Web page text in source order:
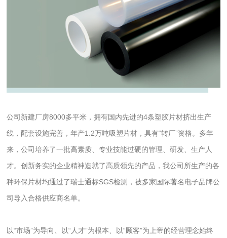
公司新建厂房8000多平米，拥有国内先进的4条塑胶片材挤出生产
线，配套设施完善，年产1.2万吨吸塑片材，具有“转厂”资格。多年
来，公司培养了一批高素质、专业技能过硬的管理、研发、生产人
才。创新务实的企业精神造就了高质领先的产品，我公司所生产的各
种环保片材均通过了瑞士通标SGS检测，被多家国际著名电子品牌公
司导入合格供应商名单。
以“市场”为导向、以“人才”为根本、以“顾客”为上帝的经营理念始终